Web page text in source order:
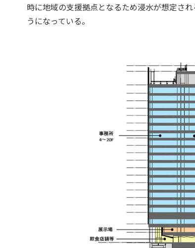
時に地域の支援拠点となるため浸水が想定さ
うになっている。